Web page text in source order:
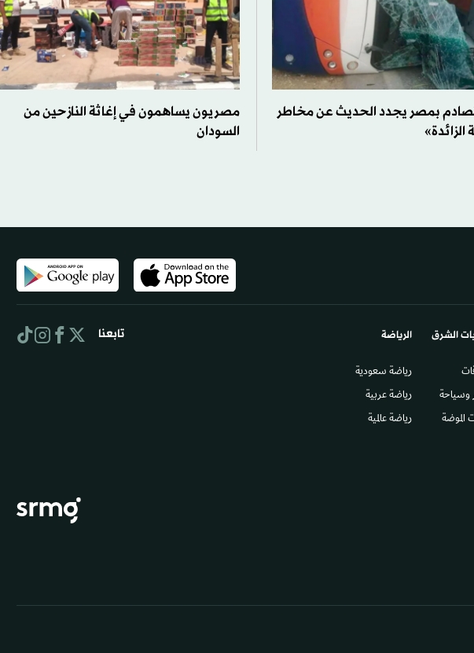
بمصر يجدد الحديث عن مخاطر
الزائدة»
مصريون يساهمون في إغاثة النازحين من
السودان
الشرق​
وسياحة
الموضة
الرياضة
رياضة سعودية
رياضة عربية
رياضة عالمية
تابعنا